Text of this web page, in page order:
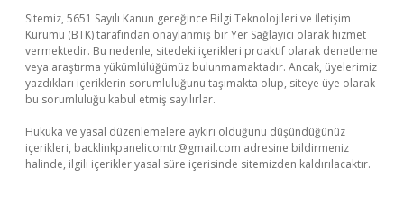
Sitemiz, 5651 Sayılı Kanun gereğince Bilgi Teknolojileri ve İletişim
Kurumu (BTK) tarafından onaylanmış bir Yer Sağlayıcı olarak hizmet
vermektedir. Bu nedenle, sitedeki içerikleri proaktif olarak denetleme
veya araştırma yükümlülüğümüz bulunmamaktadır. Ancak, üyelerimiz
yazdıkları içeriklerin sorumluluğunu taşımakta olup, siteye üye olarak
bu sorumluluğu kabul etmiş sayılırlar.
Hukuka ve yasal düzenlemelere aykırı olduğunu düşündüğünüz
içerikleri, backlinkpanelicomtr@gmail.com adresine bildirmeniz
halinde, ilgili içerikler yasal süre içerisinde sitemizden kaldırılacaktır.